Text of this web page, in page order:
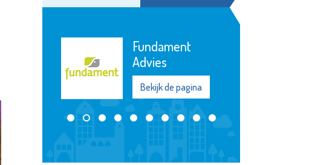
Pointer
Bekijk de pagina